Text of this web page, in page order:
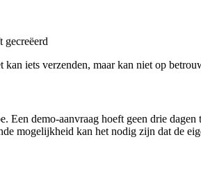
iets verzenden, maar kan niet op
Een demo-aanvraag hoeft geen drie
mogelijkheid kan het nodig zijn dat de